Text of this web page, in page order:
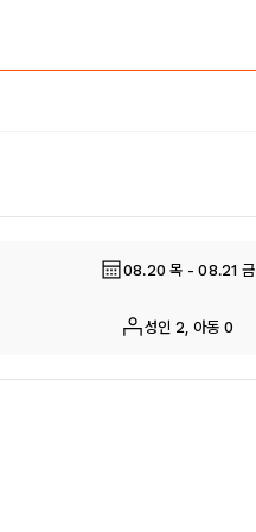
08.20 목 - 08.21 금
성인 2, 아동 0